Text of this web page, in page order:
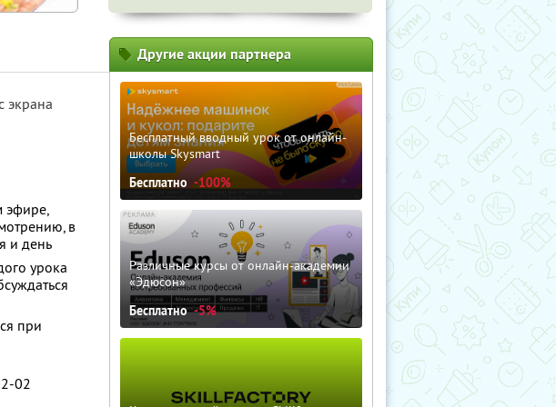
экрана
эфире,
в
и день
урока
при
02
Другие акции партнера
Бесплатный вводный урок от онлайн-
школы Skysmart
Бесплатно -100%
Различные курсы от онлайн-академии
«Эдюсон»
Бесплатно -5%